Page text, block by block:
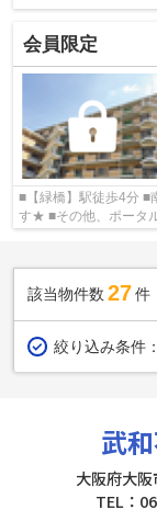
会員限定
■【緑橋】駅徒歩4分
す★ ■その他、ポー
該当物件数 27件
絞り込み条件：
武
大阪府大
TEL：